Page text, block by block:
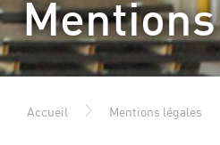
Accueil Mentions légales